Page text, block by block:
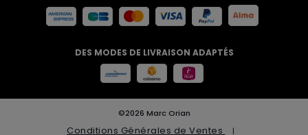
DES MODES DE LIVRAISON ADAPTÉS
©2026 Marc Orian
Conditions Générales de Ventes